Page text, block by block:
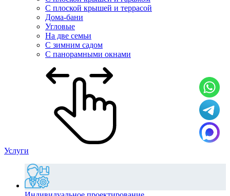
С плоской крышей и террасой
Дома-бани
Угловые
На две семьи
С зимним садом
С панорамными окнами
Услуги